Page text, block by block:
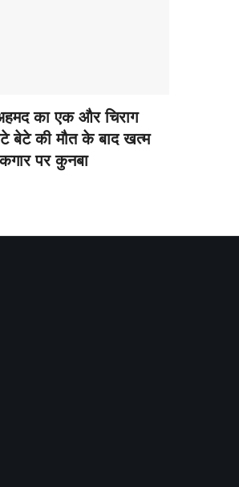
का एक और चिराग
बेटे की मौत के बाद खत्म
पर कुनबा